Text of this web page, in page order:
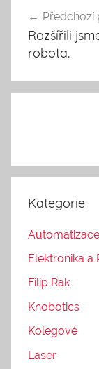
a
í
Navigace
pro
Předchozí
Rozšířili
robota.
Kategorie
Automatizace
Elektronika a
Filip Rak
Knobotics
Kolegové
Laser